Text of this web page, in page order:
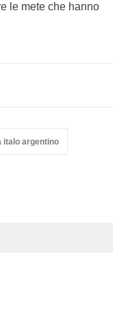
le mete che hanno
italo argentino